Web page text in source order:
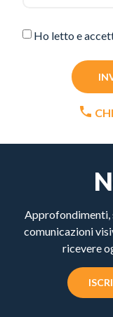
Ho letto e
Approfondimenti,
comunicazioni
ricevere